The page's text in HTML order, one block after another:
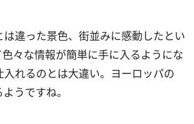
違った景色、街並みに感動したとい
々な情報が簡単に手に入るようにな
れるのとは大違い。ヨーロッパの
うですね。